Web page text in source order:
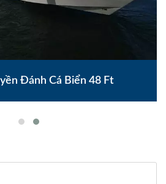
Đánh Cá Biển 48 Ft